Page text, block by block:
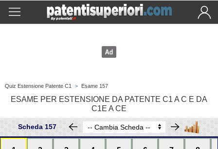
Quiz Estensione Patente C1 > Esame 157
ESAME PER ESTENSIONE DA PATENTE C1 A C E DA
C1E A CE
Scheda 157